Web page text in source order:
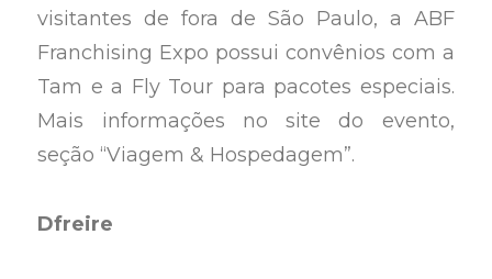
visitantes de fora de São Paulo, a ABF
Franchising Expo possui convênios com a
Tam e a Fly Tour para pacotes especiais.
Mais informações no site do evento,
seção “Viagem & Hospedagem”.
Dfreire